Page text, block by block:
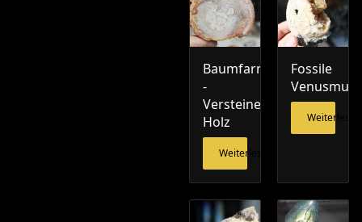
Baumfarn
-
Versteinertes
Holz
Weiterlesen
Fossile
Weiterlesen